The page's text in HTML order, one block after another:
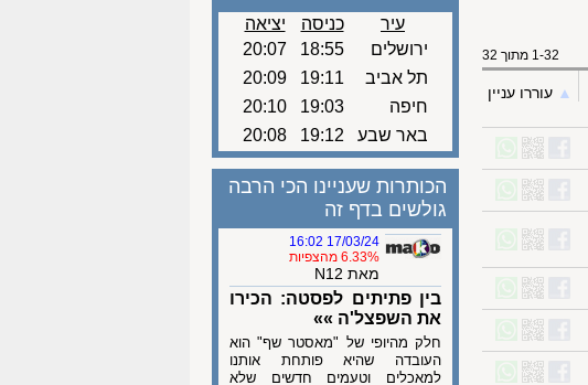
1-32 מתוך 32
▲︎ עוררו עניין
עיר כניסה
יציאה
ירושלים
18:55
20:07
תל אביב
19:11
20:09
חיפה
19:03
20:10
באר שבע
19:12
20:08
הכותרות שעניינו הכי הרבה
גולשים בדף זה
17/03/24 16:02
6.33% מהצפיות
מאת N12
בין פתיתים לפסטה: הכירו
את השפצל'ה »»
חלק מהיופי של "מאסטר שף" הוא
העובדה שהיא פותחת אותנו
למאכלים וטעמים חדשים שלא